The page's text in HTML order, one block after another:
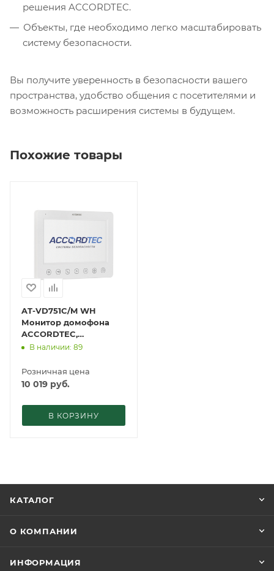
решения ACCORDTEC.
Объекты, где необходимо легко масштабировать
систему безопасности.
Вы получите уверенность в безопасности вашего
пространства, удобство общения с посетителями и
возможность расширения системы в будущем.
Похожие товары
AT-VD751C/M WH
Монитор домофона
ACCORDTEC,
аналоговый,
В наличии: 89
Розничная цена
10 019 руб.
В КОРЗИНУ
КАТАЛОГ
О КОМПАНИИ
ИНФОРМАЦИЯ